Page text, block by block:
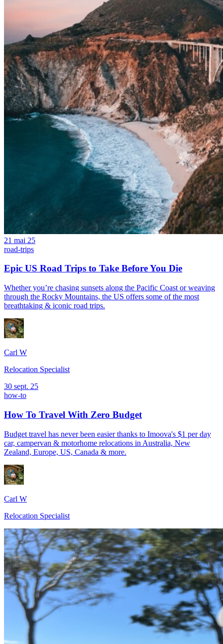
21 mai 25
road-trips
Epic US Road Trips to Take Before You Die
Whether you’re chasing sunsets along the Pacific Coast or weaving
through the Rocky Mountains, the US offers some of the most
breathtaking & iconic road trips.
Carl W
Relocation Specialist
30 sept. 25
how-to
How To Travel With Zero Budget
Budget travel has never been easier thanks to Imoova's $1 per day
car, campervan & motorhome relocations in Australia, New
Zealand, Europe, US, Canada & more.
Carl W
Relocation Specialist